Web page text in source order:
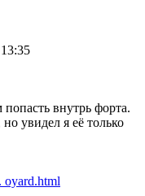
внутрь форта.
увидел я её только
oyard.html